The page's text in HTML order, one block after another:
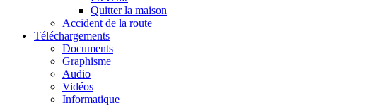
Quitter la maison
Accident de la route
Téléchargements
Documents
Graphisme
Audio
Vidéos
Informatique